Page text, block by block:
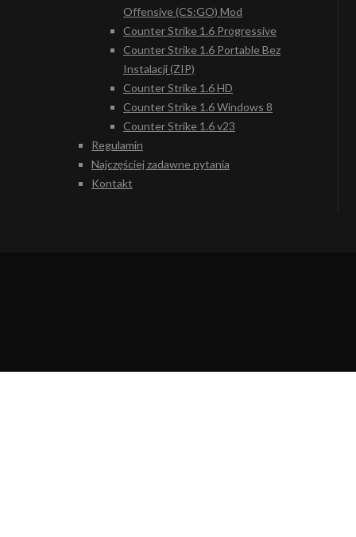
Offensive (CS:GO) Mod
Counter Strike 1.6 Progressive
Counter Strike 1.6 Portable Bez
Instalacji (ZIP)
Counter Strike 1.6 HD
Counter Strike 1.6 Windows 8
Counter Strike 1.6 v23
Regulamin
Najczęściej zadawne pytania
Kontakt